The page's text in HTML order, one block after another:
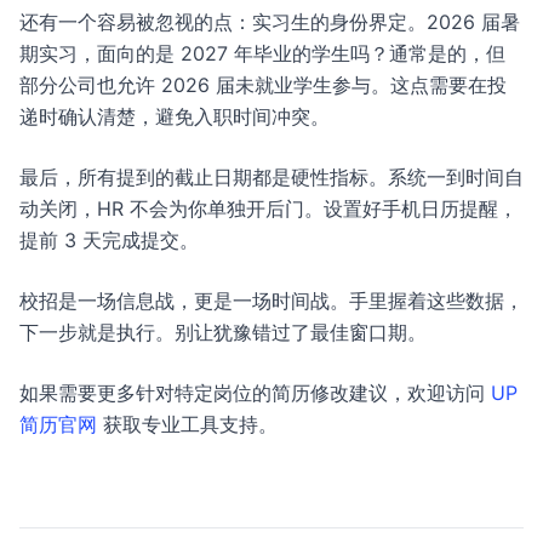
还有一个容易被忽视的点：实习生的身份界定。2026 届暑
期实习，面向的是 2027 年毕业的学生吗？通常是的，但
部分公司也允许 2026 届未就业学生参与。这点需要在投
递时确认清楚，避免入职时间冲突。
最后，所有提到的截止日期都是硬性指标。系统一到时间自
动关闭，HR 不会为你单独开后门。设置好手机日历提醒，
提前 3 天完成提交。
校招是一场信息战，更是一场时间战。手里握着这些数据，
下一步就是执行。别让犹豫错过了最佳窗口期。
如果需要更多针对特定岗位的简历修改建议，欢迎访问 UP
简历官网 获取专业工具支持。